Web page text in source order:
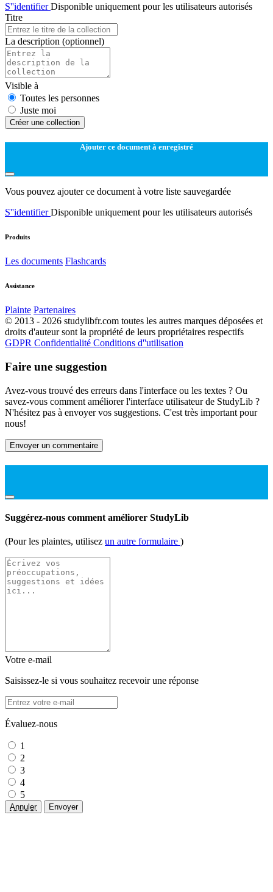
S''identifierDisponible uniquement pour les utilisateurs autorisés
Titre
La description (optionnel)
Visible à
Toutes les personnes
Juste moi
Créer une collection
Ajouter ce document à enregistré
Vous pouvez ajouter ce document à votre liste sauvegardée
S''identifierDisponible uniquement pour les utilisateurs autorisés
Produits
Les documents Flashcards
Assistance
Plainte Partenaires
© 2013 - 2026 studylibfr.com toutes les autres marques déposées et
droits d'auteur sont la propriété de leurs propriétaires respectifs
GDPR Confidentialité Conditions d''utilisation
Faire une suggestion
Avez-vous trouvé des erreurs dans l'interface ou les textes ? Ou
savez-vous comment améliorer l'interface utilisateur de StudyLib ?
N'hésitez pas à envoyer vos suggestions. C'est très important pour
nous!
Envoyer un commentaire
Suggérez-nous comment améliorer StudyLib
(Pour les plaintes, utilisez un autre formulaire )
Votre e-mail
Saisissez-le si vous souhaitez recevoir une réponse
Évaluez-nous
1
2
3
4
5
Annuler Envoyer